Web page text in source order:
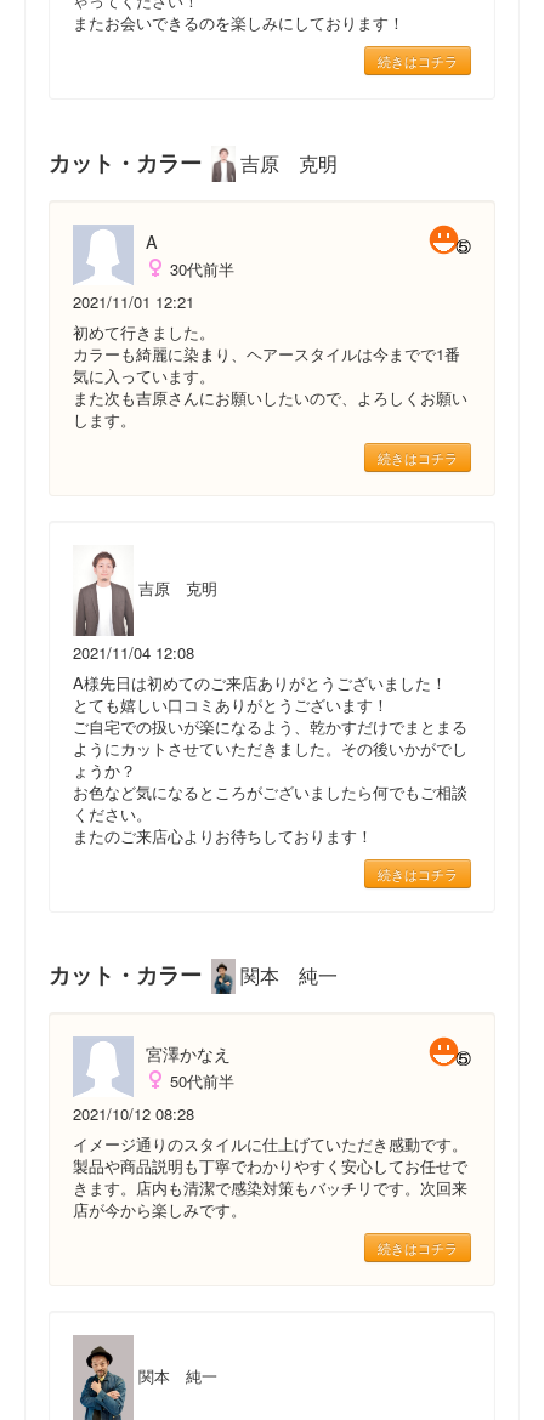
またお会いできるのを楽しみにしております！
続きはコチラ
カット・カラー 吉原 克明
A
30代前半
2021/11/01 12:21
初めて行きました。
カラーも綺麗に染まり、ヘアースタイルは今までで1番
気に入っています。
また次も吉原さんにお願いしたいので、よろしくお願い
します。
続きはコチラ
吉原 克明
2021/11/04 12:08
A様先日は初めてのご来店ありがとうございました！
とても嬉しい口コミありがとうございます！
ご自宅での扱いが楽になるよう、乾かすだけでまとまる
ようにカットさせていただきました。その後いかがでし
ょうか？
お色など気になるところがございましたら何でもご相談
ください。
またのご来店心よりお待ちしております！
続きはコチラ
カット・カラー 関本 純一
宮澤かなえ
50代前半
2021/10/12 08:28
イメージ通りのスタイルに仕上げていただき感動です。
製品や商品説明も丁寧でわかりやすく安心してお任せで
きます。店内も清潔で感染対策もバッチリです。次回来
店が今から楽しみです。
続きはコチラ
関本 純一